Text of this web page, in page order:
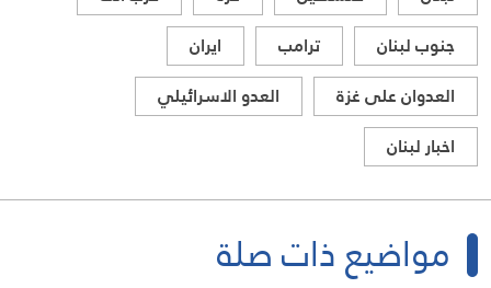
جنوب لبنان
ترامب
ايران
العدوان على غزة
العدو الاسرائيلي
اخبار لبنان
مواضيع ذات صلة